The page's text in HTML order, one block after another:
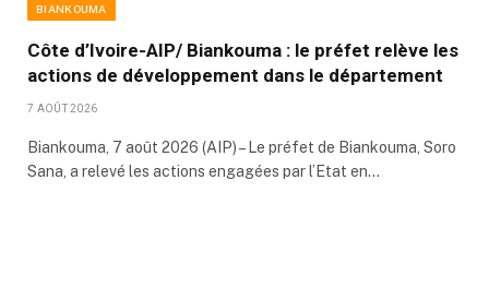
BIANKOUMA
Côte d’Ivoire-AIP/ Biankouma : le préfet relève les
actions de développement dans le département
7 AOÛT 2026
Biankouma, 7 août 2026 (AIP) – Le préfet de Biankouma, Soro
Sana, a relevé les actions engagées par l’Etat en…